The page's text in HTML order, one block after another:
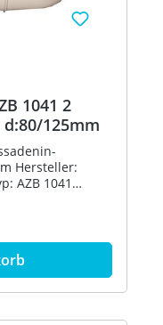
1041 2
125mm
Hersteller: